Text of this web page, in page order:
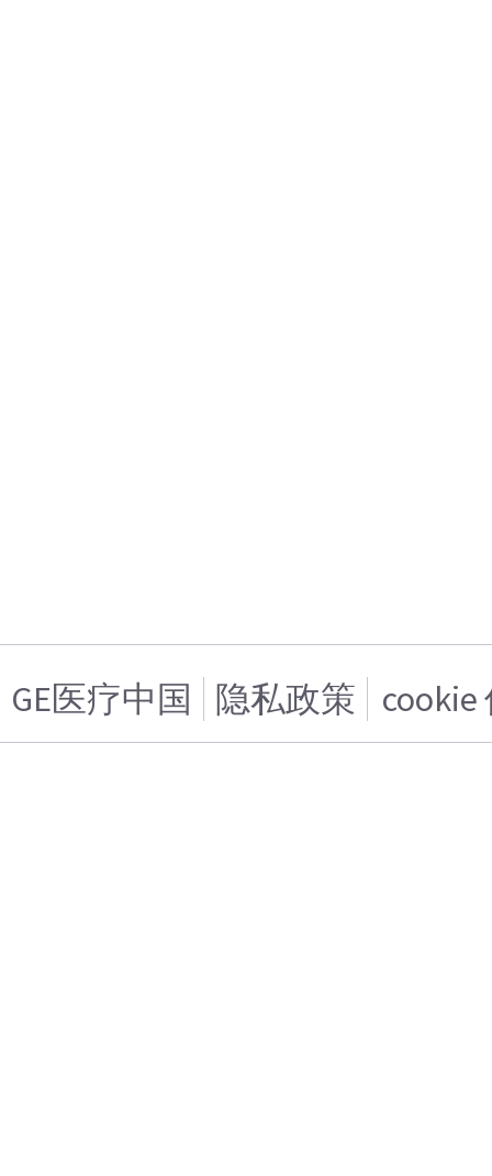
GE医疗中国 隐私政策 cookie